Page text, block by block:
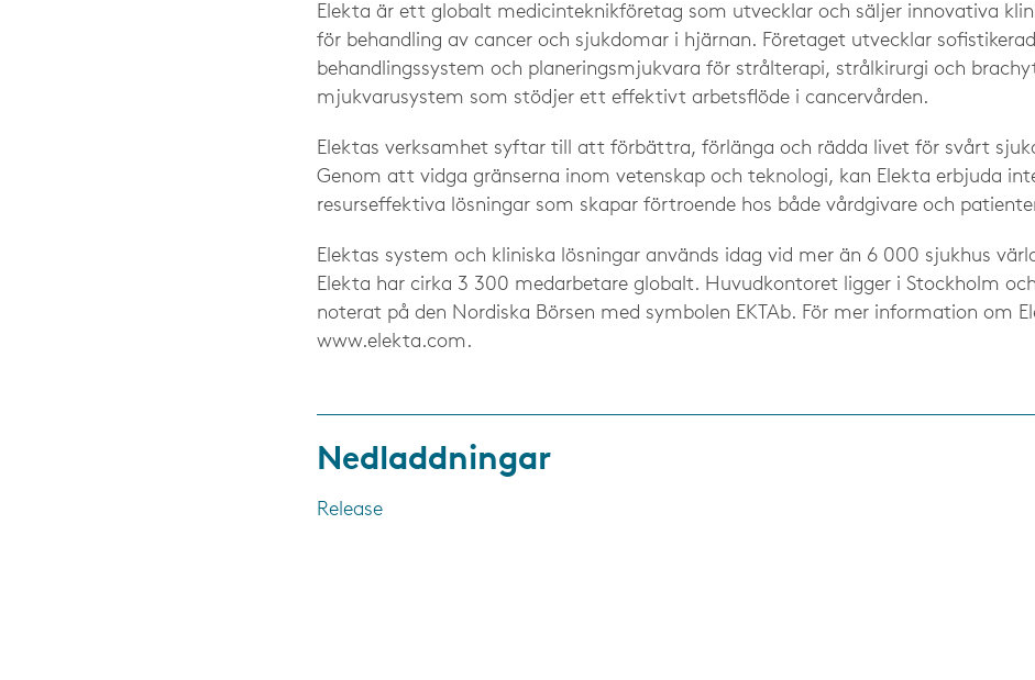
Elekta är ett globalt medicinteknikföretag som utvecklar och säljer innovativa
för behandling av cancer och sjukdomar i hjärnan. Företaget utvecklar
behandlingssystem och planeringsmjukvara för strålterapi, strålkirurgi och
mjukvarusystem som stödjer ett effektivt arbetsflöde i cancervården.
Elektas verksamhet syftar till att förbättra, förlänga och rädda livet för svårt
Genom att vidga gränserna inom vetenskap och teknologi, kan Elekta erbjuda
resurseffektiva lösningar som skapar förtroende hos både vårdgivare och
Elektas system och kliniska lösningar används idag vid mer än 6 000 sjukhus
Elekta har cirka 3 300 medarbetare globalt. Huvudkontoret ligger i Stockholm
noterat på den Nordiska Börsen med symbolen EKTAb. För mer information om
www.elekta.com.
Nedladdningar
Release